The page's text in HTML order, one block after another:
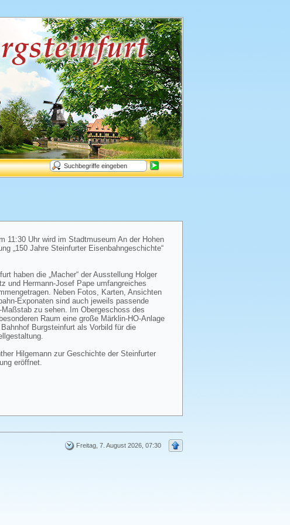
11:30 Uhr wird im Stadtmuseum An der Hohen
„150 Jahre Steinfurter Eisenbahngeschichte“
haben die „Macher“ der Ausstellung Holger
und Hermann-Josef Pape umfangreiches
Neben Fotos, Karten, Ansichten
Exponaten sind auch jeweils passende
Maßstab zu sehen. Im Obergeschoss des
Raum eine große Märklin-HO-Anlage
Burgsteinfurt als Vorbild für die
Hilgemann zur Geschichte der Steinfurter
eröffnet.
Freitag, 7. August 2026, 07:30